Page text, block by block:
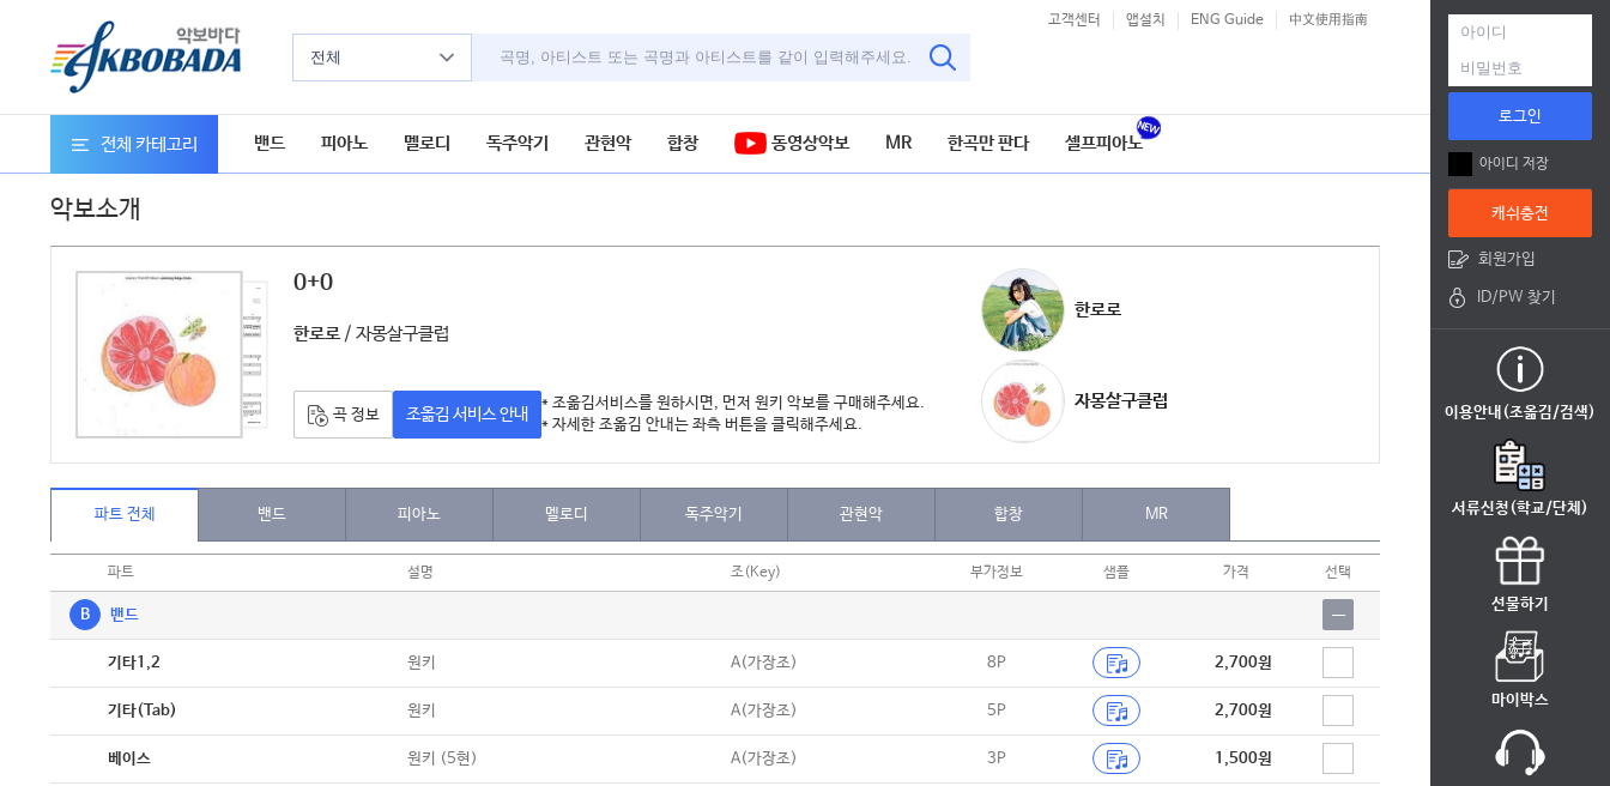
전체
고객센터 앱설치 ENG Guide 中文使用指南
전체 카테고리 밴드 피아노 멜로디 독주악기 관현악 합창 동영상악보 MR 한곡만 판다 셀프피아노
악보소개
0+0
한로로 / 자몽살구클럽
곡 정보 조옮김 서비스 안내
* 조옮김서비스를 원하시면, 먼저 원키 악보를 구매해주세요.
* 자세한 조옮김 안내는 좌측 버튼을 클릭해주세요.
한로로
자몽살구클럽
파트 전체 밴드 피아노 멜로디 독주악기 관현악 합창 MR
파트 설명 조(Key) 부가정보 샘플 가격 선택
B 밴드
기타1,2 원키 A(가장조) 8P 2,700원
기타(Tab) 원키 A(가장조) 5P 2,700원
베이스 원키 (5현) A(가장조) 3P 1,500원
로그인
아이디 저장
캐쉬충전
회원가입
ID/PW 찾기
이용안내(조옮김/검색)
서류신청(학교/단체)
선물하기
마이박스